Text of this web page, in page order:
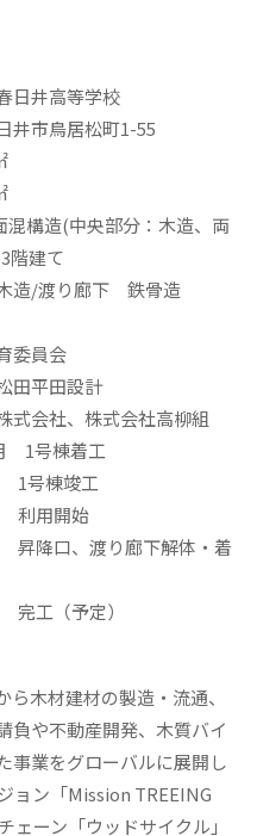
高等学校
鳥居松町1-55
造(中央部分：木造、両
階建て
下 鉄骨造
員会
田設計
、株式会社高柳組
棟着工
竣工
開始
り廊下解体・着
予定）
木材建材の製造・流通、
負や不動産開発、木質バイ
事業をグローバルに展開し
ョン「Mission TREEING
ェーン「ウッドサイクル」